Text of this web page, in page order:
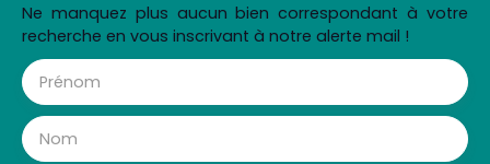
Ne manquez plus aucun bien correspondant à votre
recherche en vous inscrivant à notre alerte mail !
Prénom
Nom